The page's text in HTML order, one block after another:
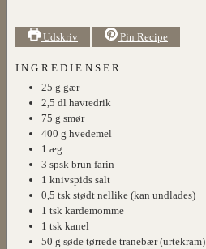
Udskriv Pin Recipe
INGREDIENSER
25 g gær
2,5 dl havredrik
75 g smør
400 g hvedemel
1 æg
3 spsk brun farin
1 knivspids salt
0,5 tsk stødt nellike (kan undlades)
1 tsk kardemomme
1 tsk kanel
50 g søde tørrede tranebær (urtekram)